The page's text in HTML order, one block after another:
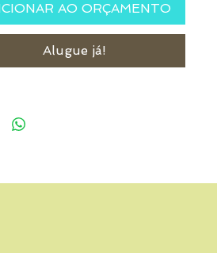
AO ORÇAMENTO
Alugue já!